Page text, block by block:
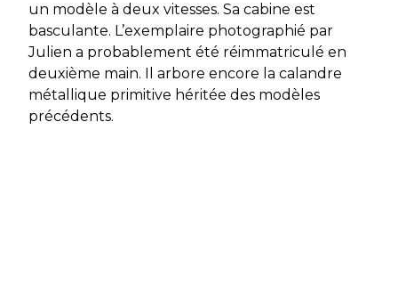
un modèle à deux vitesses. Sa cabine est
basculante. L’exemplaire photographié par
Julien a probablement été réimmatriculé en
deuxième main. Il arbore encore la calandre
métallique primitive héritée des modèles
précédents.